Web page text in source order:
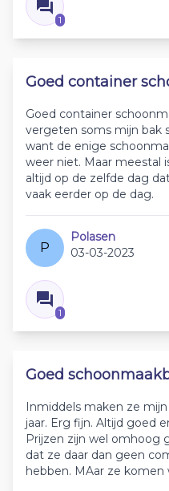
1
Goed container
Goed container
vergeten soms mijn bak
want de enige
weer niet. Maar meestal
altijd op de zelfde dag
vaak eerder op de dag.
P
Polasen
03-03-2023
1
Goed
Inmiddels maken ze
jaar. Erg fijn. Altijd goed
Prijzen zijn wel omhoog
dat ze daar dan geen
hebben. MAar ze komen